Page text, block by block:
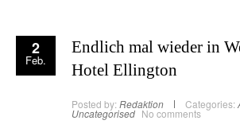
2
Feb.
Endlich mal wieder in
Hotel Ellington
Posted by: Redaktion Categories:
Uncategorised No comments